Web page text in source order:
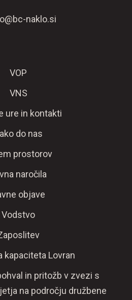
naklo.si
VOP
VNS
ure in kontakti
do nas
prostorov
naročila
objave
Vodstvo
kapaciteta Lovran
in pritožb v zvezi s
na področju družbene